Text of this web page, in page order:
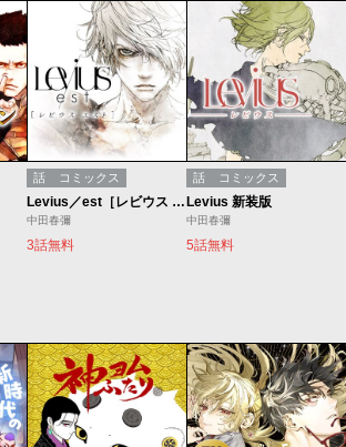
話 コミックス
Levius／est［レビウス エスト］
中田春彌
3話無料
話 コミックス
Levius 新装版
中田春彌
5話無料